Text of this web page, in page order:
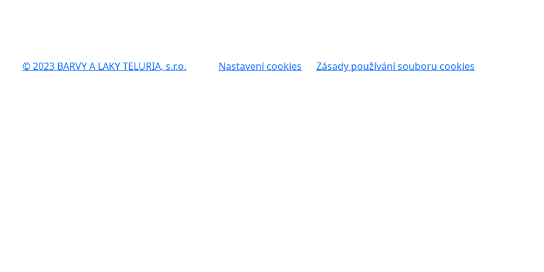
© 2023 BARVY A LAKY TELURIA, s.r.o. Nastavení cookies Zásady používání souboru cookies